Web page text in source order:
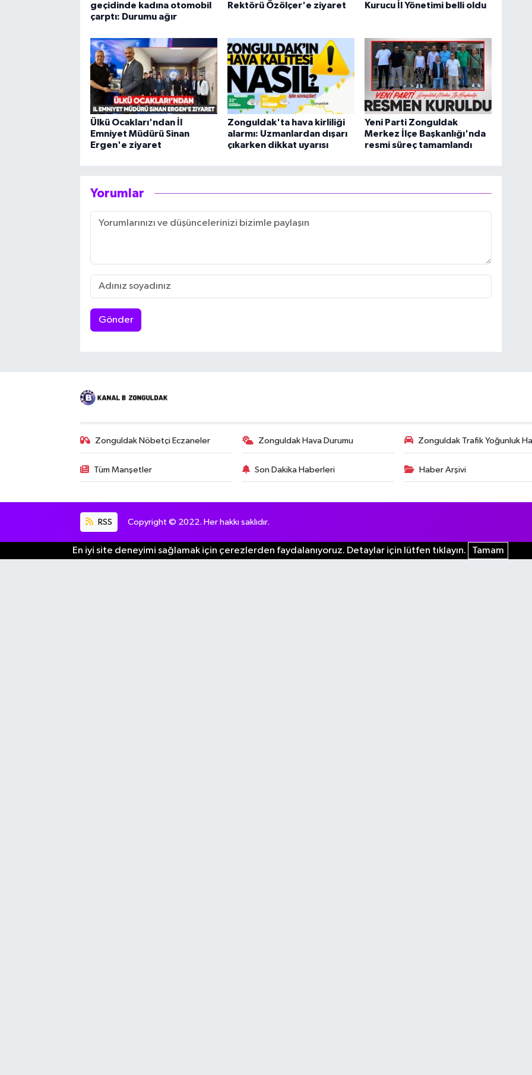
geçidinde kadına otomobil
çarptı: Durumu ağır
Rektörü Özölçer'e ziyaret
Kurucu İl Yönetimi belli oldu
Ülkü Ocakları'ndan İl
Emniyet Müdürü Sinan
Ergen'e ziyaret
Zonguldak'ta hava kirliliği
alarmı: Uzmanlardan dışarı
çıkarken dikkat uyarısı
Yeni Parti Zonguldak
Merkez İlçe Başkanlığı'nda
resmi süreç tamamlandı
Yorumlar
Gönder
Zonguldak Nöbetçi Eczaneler Zonguldak Hava Durumu Zonguldak Trafik Yoğunluk
Tüm Manşetler Son Dakika Haberleri Haber Arşivi
RSS Copyright © 2022. Her hakkı saklıdır.
En iyi site deneyimi sağlamak için çerezlerden faydalanıyoruz. Detaylar için lütfen tıklayın. Tamam